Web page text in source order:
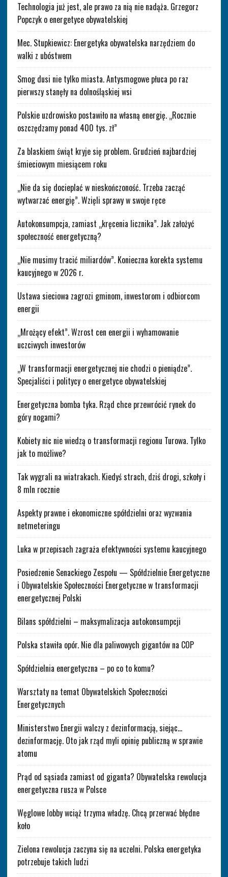
Technologia już jest, ale prawo za nią nie nadąża. Grzegorz
Popczyk o energetyce obywatelskiej
Mec. Stupkiewicz: Energetyka obywatelska narzędziem do
walki z ubóstwem
Smog dusi nie tylko miasta. Antysmogowe płuca po raz
pierwszy stanęły na dolnośląskiej wsi
Polskie uzdrowisko postawiło na własną energię. „Rocznie
oszczędzamy ponad 400 tys. zł”
Za blaskiem świąt kryje się problem. Grudzień najbardziej
śmieciowym miesiącem roku
„Nie da się docieplać w nieskończoność. Trzeba zacząć
wytwarzać energię”. Wzięli sprawy w swoje ręce
Autokonsumpcja, zamiast „kręcenia licznika”. Jak założyć
społeczność energetyczną?
„Nie musimy tracić miliardów”. Konieczna korekta systemu
kaucyjnego w 2026 r.
Ustawa sieciowa zagrozi gminom, inwestorom i odbiorcom
energii
„Mrożący efekt”. Wzrost cen energii i wyhamowanie
uczciwych inwestorów
„W transformacji energetycznej nie chodzi o pieniądze”.
Specjaliści i politycy o energetyce obywatelskiej
Energetyczna bomba tyka. Rząd chce przewrócić rynek do
góry nogami?
Kobiety nic nie wiedzą o transformacji regionu Turowa. Tylko
jak to możliwe?
Tak wygrali na wiatrakach. Kiedyś strach, dziś drogi, szkoły i
8 mln rocznie
Aspekty prawne i ekonomiczne spółdzielni oraz wyzwania
netmeteringu
Luka w przepisach zagraża efektywności systemu kaucyjnego
Posiedzenie Senackiego Zespołu — Spółdzielnie Energetyczne
i Obywatelskie Społeczności Energetyczne w transformacji
energetycznej Polski
Bilans spółdzielni – maksymalizacja autokonsumpcji
Polska stawiła opór. Nie dla paliwowych gigantów na COP
Spółdzielnia energetyczna – po co to komu?
Warsztaty na temat Obywatelskich Społeczności
Energetycznych
Ministerstwo Energii walczy z dezinformacją, siejąc…
dezinformację. Oto jak rząd myli opinię publiczną w sprawie
atomu
Prąd od sąsiada zamiast od giganta? Obywatelska rewolucja
energetyczna rusza w Polsce
Węglowe lobby wciąż trzyma władzę. Chcą przerwać błędne
koło
Zielona rewolucja zaczyna się na uczelni. Polska energetyka
potrzebuje takich ludzi